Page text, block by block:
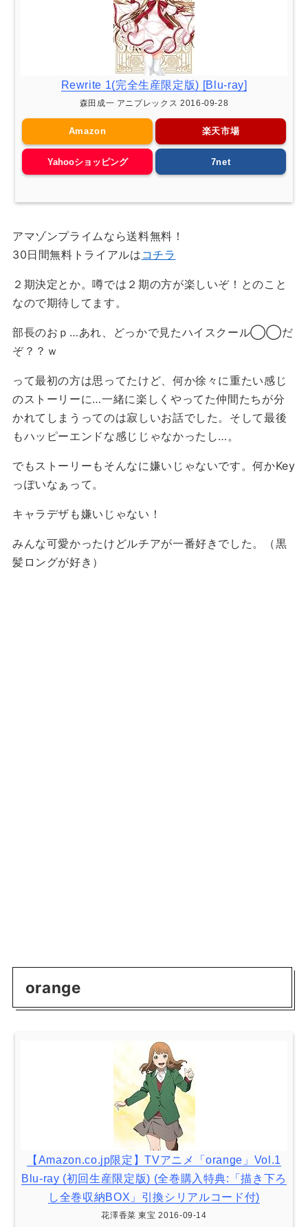
Rewrite 1(完全生産限定版) [Blu-ray]
森田成一 アニプレックス 2016-09-28
Amazon 楽天市場
Yahooショッピング 7net
アマゾンプライムなら送料無料！
30日間無料トライアルは コチラ
２期決定とか。噂では２期の方が楽しいぞ！とのこと
なので期待してます。
部長のおｐ…あれ、どっかで見たハイスクール◯◯だ
ぞ？？ｗ
って最初の方は思ってたけど、何か徐々に重たい感じ
のストーリーに…一緒に楽しくやってた仲間たちが分
かれてしまうってのは寂しいお話でした。そして最後
もハッピーエンドな感じじゃなかったし…。
でもストーリーもそんなに嫌いじゃないです。何かKey
っぽいなぁって。
キャラデザも嫌いじゃない！
みんな可愛かったけどルチアが一番好きでした。（黒
髪ロングが好き）
orange
【Amazon.co.jp限定】TVアニメ「orange」Vol.1
Blu-ray (初回生産限定版) (全巻購入特典:「描き下ろ
し全巻収納BOX」引換シリアルコード付)
花澤香菜 東宝 2016-09-14